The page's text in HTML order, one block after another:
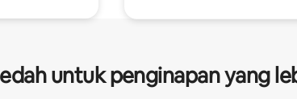
untuk penginapan yang